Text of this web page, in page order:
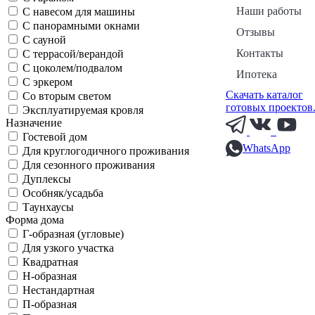
Наши работы
Отзывы
Контакты
Ипотека
Скачать каталог
готовых
WhatsApp
С навесом для машины
С панорамными окнами
С сауной
С террасой/верандой
С цоколем/подвалом
С эркером
Со вторым светом
Эксплуатируемая кровля
Назначение
Гостевой дом
Для круглогодичного проживания
Для сезонного проживания
Дуплексы
Особняк/усадьба
Таунхаусы
Форма дома
Г-образная (угловые)
Для узкого участка
Квадратная
Н-образная
Нестандартная
П-образная